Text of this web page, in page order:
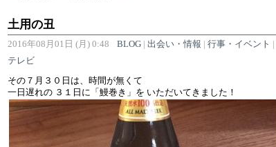
土用の丑
2016年08月01日 (月) 0:48 BLOG| 出会い・情報 | 行事・イベント |
テレビ
その７月３０日は、時間が無くて
一日遅れの ３１日に「鰻巻き」を いただいてきました！